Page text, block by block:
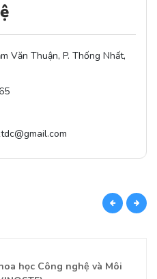
Văn Thuận, P. Thống Nhất,
học Công nghệ và Môi